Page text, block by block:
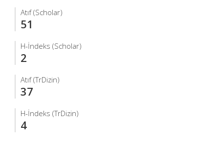
Atıf (Scholar)
51
H-İndeks (Scholar)
2
Atıf (TrDizin)
37
H-İndeks (TrDizin)
4